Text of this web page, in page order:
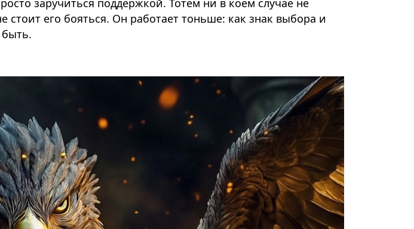
заручиться поддержкой. Тотем ни в коем случае не
его бояться. Он работает тоньше: как знак выбора и